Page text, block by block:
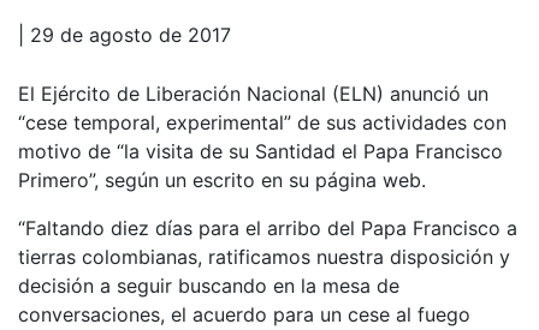
| 29 de agosto de 2017
El Ejército de Liberación Nacional (ELN) anunció un
“cese temporal, experimental” de sus actividades con
motivo de “la visita de su Santidad el Papa Francisco
Primero”, según un escrito en su página web.
“Faltando diez días para el arribo del Papa Francisco a
tierras colombianas, ratificamos nuestra disposición y
decisión a seguir buscando en la mesa de
conversaciones, el acuerdo para un cese al fuego